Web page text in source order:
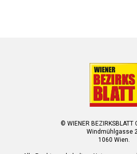
© WIENER BEZIRKSBLATT
Windmühlgasse
1060 Wien.